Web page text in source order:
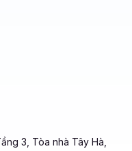
3, Tòa nhà Tây Hà,